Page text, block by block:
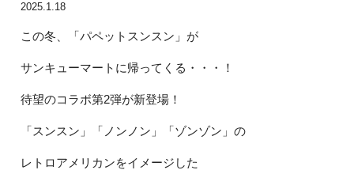
2025.1.18
この冬、「パペットスンスン」が
サンキューマートに帰ってくる・・・！
待望のコラボ第2弾が新登場！
「スンスン」「ノンノン」「ゾンゾン」の
レトロアメリカンをイメージした